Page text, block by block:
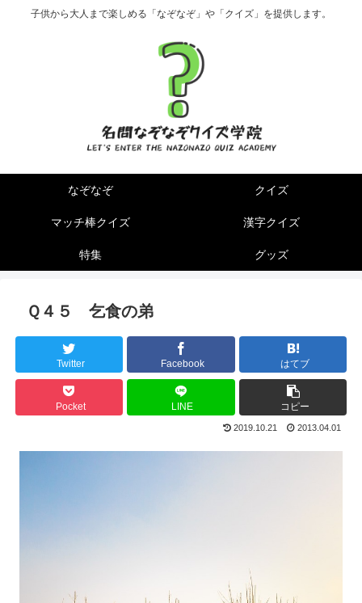
子供から大人まで楽しめる「なぞなぞ」や「クイズ」を提供します。
なぞなぞ クイズ
マッチ棒クイズ 漢字クイズ
特集 グッズ
Ｑ４５ 乞食の弟
Twitter Facebook はてブ
Pocket LINE コピー
2019.10.21 2013.04.01